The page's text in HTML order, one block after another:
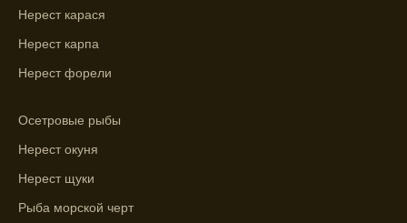
успешно ловить рыбу в Московской
области.
Сегодняшний прогноз клева на реке
учетом прогноза клева.
помогает планировать рыбалку в разные
Нерест карася
Нерест карпа
Нерест форели
Осетровые рыбы
Нерест окуня
Нерест щуки
Рыба морской черт